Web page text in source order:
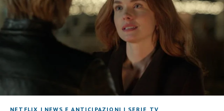
NETFLIX | NEWS E ANTICIPAZIONI | SERIE TV